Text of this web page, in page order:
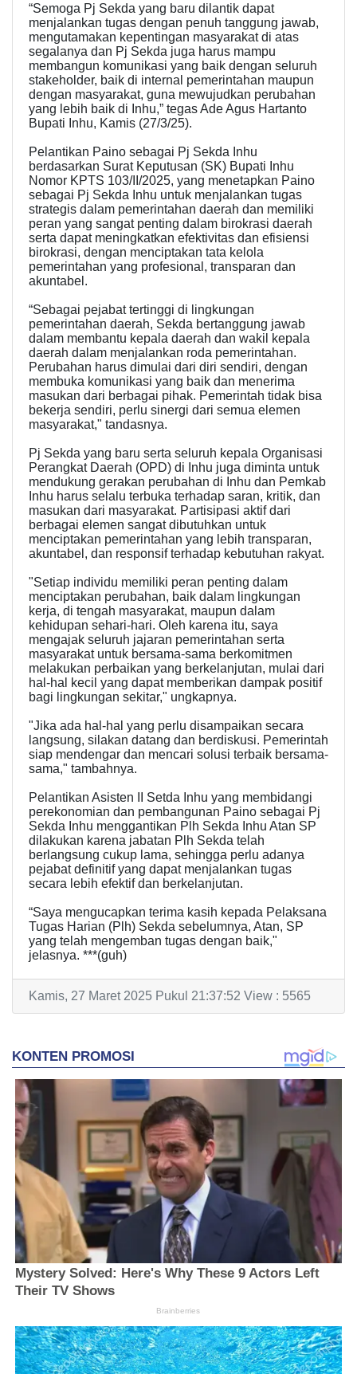
“Semoga Pj Sekda yang baru dilantik dapat
menjalankan tugas dengan penuh tanggung jawab,
mengutamakan kepentingan masyarakat di atas
segalanya dan Pj Sekda juga harus mampu
membangun komunikasi yang baik dengan seluruh
stakeholder, baik di internal pemerintahan maupun
dengan masyarakat, guna mewujudkan perubahan
yang lebih baik di Inhu,” tegas Ade Agus Hartanto
Bupati Inhu, Kamis (27/3/25).
Pelantikan Paino sebagai Pj Sekda Inhu
berdasarkan Surat Keputusan (SK) Bupati Inhu
Nomor KPTS 103/II/2025, yang menetapkan Paino
sebagai Pj Sekda Inhu untuk menjalankan tugas
strategis dalam pemerintahan daerah dan memiliki
peran yang sangat penting dalam birokrasi daerah
serta dapat meningkatkan efektivitas dan efisiensi
birokrasi, dengan menciptakan tata kelola
pemerintahan yang profesional, transparan dan
akuntabel.
“Sebagai pejabat tertinggi di lingkungan
pemerintahan daerah, Sekda bertanggung jawab
dalam membantu kepala daerah dan wakil kepala
daerah dalam menjalankan roda pemerintahan.
Perubahan harus dimulai dari diri sendiri, dengan
membuka komunikasi yang baik dan menerima
masukan dari berbagai pihak. Pemerintah tidak bisa
bekerja sendiri, perlu sinergi dari semua elemen
masyarakat," tandasnya.
Pj Sekda yang baru serta seluruh kepala Organisasi
Perangkat Daerah (OPD) di Inhu juga diminta untuk
mendukung gerakan perubahan di Inhu dan Pemkab
Inhu harus selalu terbuka terhadap saran, kritik, dan
masukan dari masyarakat. Partisipasi aktif dari
berbagai elemen sangat dibutuhkan untuk
menciptakan pemerintahan yang lebih transparan,
akuntabel, dan responsif terhadap kebutuhan rakyat.
"Setiap individu memiliki peran penting dalam
menciptakan perubahan, baik dalam lingkungan
kerja, di tengah masyarakat, maupun dalam
kehidupan sehari-hari. Oleh karena itu, saya
mengajak seluruh jajaran pemerintahan serta
masyarakat untuk bersama-sama berkomitmen
melakukan perbaikan yang berkelanjutan, mulai dari
hal-hal kecil yang dapat memberikan dampak positif
bagi lingkungan sekitar," ungkapnya.
"Jika ada hal-hal yang perlu disampaikan secara
langsung, silakan datang dan berdiskusi. Pemerintah
siap mendengar dan mencari solusi terbaik bersama-
sama," tambahnya.
Pelantikan Asisten II Setda Inhu yang membidangi
perekonomian dan pembangunan Paino sebagai Pj
Sekda Inhu menggantikan Plh Sekda Inhu Atan SP
dilakukan karena jabatan Plh Sekda telah
berlangsung cukup lama, sehingga perlu adanya
pejabat definitif yang dapat menjalankan tugas
secara lebih efektif dan berkelanjutan.
“Saya mengucapkan terima kasih kepada Pelaksana
Tugas Harian (Plh) Sekda sebelumnya, Atan, SP
yang telah mengemban tugas dengan baik,"
jelasnya. ***(guh)
Kamis, 27 Maret 2025 Pukul 21:37:52 View : 5565